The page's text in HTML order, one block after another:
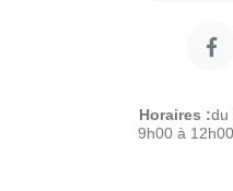
Horaires :du
9h00 à